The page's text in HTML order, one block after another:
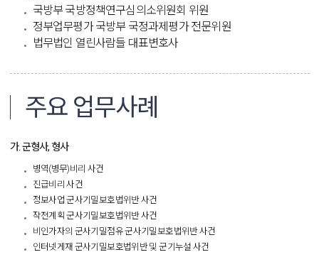
국방부 국방정책연구심의소위원회 위원
정부업무평가 국방부 국정과제평가 전문위원
법무법인 열린사람들 대표변호사​​
주요 업무사례
가. 군형사, 형사
병역(병무)비리 사건
진급비리 사건
정보사업 군사기밀보호법위반 사건
작전계획 군사기밀보호법위반 사건
비인가자의 군사기밀점유 군사기밀보호법위반 사건
인터넷게재 군사기밀보호법위반 및 군기누설 사건